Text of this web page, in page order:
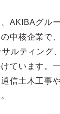
AKIBAグル
中核企業で
ルティング
ています。
信土木工事